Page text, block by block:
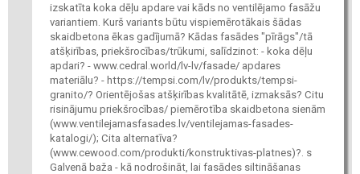
izskatīta koka dēļu apdare vai kāds no ventilējamo fasāžu
variantiem. Kurš variants būtu vispiemērotākais šādas
skaidbetona ēkas gadījumā? Kādas fasādes "pīrāgs"/tā
atšķirības, priekšrocības/trūkumi, salīdzinot: - koka dēļu
apdari? - www.cedral.world/lv-lv/fasade/ apdares
materiālu? - https://tempsi.com/lv/produkts/tempsi-
granito/? Orientējošas atšķirības kvalitātē, izmaksās? Citu
risinājumu priekšrocības/ piemērotība skaidbetona sienām
(www.ventilejamasfasades.lv/ventilejamas-fasades-
katalogi/); Cita alternatīva?
(www.cewood.com/produkti/konstruktivas-platnes)?. s
Galvenā baža - kā nodrošināt, lai fasādes siltināšanas